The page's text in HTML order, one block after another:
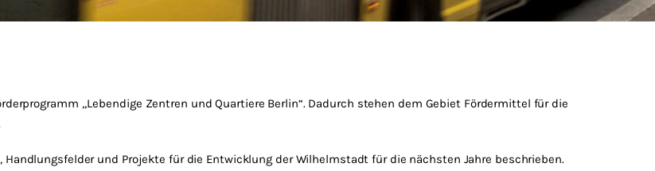
„Lebendige Zentren und Quartiere Berlin“. Dadurch stehen dem Gebiet Fördermittel für die
Handlungsfelder und Projekte für die Entwicklung der Wilhelmstadt für die nächsten Jahre beschrieben.